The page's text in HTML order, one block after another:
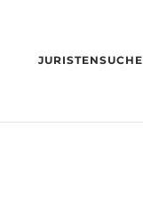
JURISTENSUCHE